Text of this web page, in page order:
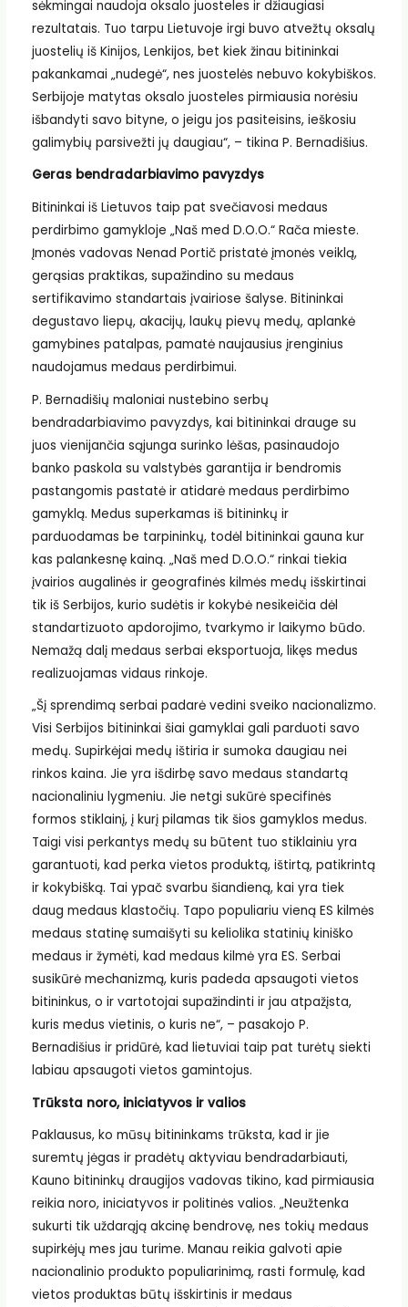
sėkmingai naudoja oksalo juosteles ir džiaugiasi
rezultatais. Tuo tarpu Lietuvoje irgi buvo atvežtų oksalų
juostelių iš Kinijos, Lenkijos, bet kiek žinau bitininkai
pakankamai „nudegė“, nes juostelės nebuvo kokybiškos.
Serbijoje matytas oksalo juosteles pirmiausia norėsiu
išbandyti savo bityne, o jeigu jos pasiteisins, ieškosiu
galimybių parsivežti jų daugiau“, – tikina P. Bernadišius.
Geras bendradarbiavimo pavyzdys
Bitininkai iš Lietuvos taip pat svečiavosi medaus
perdirbimo gamykloje „Naš med D.O.O.“ Rača mieste.
Įmonės vadovas Nenad Portič pristatė įmonės veiklą,
gerąsias praktikas, supažindino su medaus
sertifikavimo standartais įvairiose šalyse. Bitininkai
degustavo liepų, akacijų, laukų pievų medų, aplankė
gamybines patalpas, pamatė naujausius įrenginius
naudojamus medaus perdirbimui.
P. Bernadišių maloniai nustebino serbų
bendradarbiavimo pavyzdys, kai bitininkai drauge su
juos vienijančia sąjunga surinko lėšas, pasinaudojo
banko paskola su valstybės garantija ir bendromis
pastangomis pastatė ir atidarė medaus perdirbimo
gamyklą. Medus superkamas iš bitininkų ir
parduodamas be tarpininkų, todėl bitininkai gauna kur
kas palankesnę kainą. „Naš med D.O.O.“ rinkai tiekia
įvairios augalinės ir geografinės kilmės medų išskirtinai
tik iš Serbijos, kurio sudėtis ir kokybė nesikeičia dėl
standartizuoto apdorojimo, tvarkymo ir laikymo būdo.
Nemažą dalį medaus serbai eksportuoja, likęs medus
realizuojamas vidaus rinkoje.
„Šį sprendimą serbai padarė vedini sveiko nacionalizmo.
Visi Serbijos bitininkai šiai gamyklai gali parduoti savo
medų. Supirkėjai medų ištiria ir sumoka daugiau nei
rinkos kaina. Jie yra išdirbę savo medaus standartą
nacionaliniu lygmeniu. Jie netgi sukūrė specifinės
formos stiklainį, į kurį pilamas tik šios gamyklos medus.
Taigi visi perkantys medų su būtent tuo stiklainiu yra
garantuoti, kad perka vietos produktą, ištirtą, patikrintą
ir kokybišką. Tai ypač svarbu šiandieną, kai yra tiek
daug medaus klastočių. Tapo populiariu vieną ES kilmės
medaus statinę sumaišyti su keliolika statinių kiniško
medaus ir žymėti, kad medaus kilmė yra ES. Serbai
susikūrė mechanizmą, kuris padeda apsaugoti vietos
bitininkus, o ir vartotojai supažindinti ir jau atpažįsta,
kuris medus vietinis, o kuris ne“, – pasakojo P.
Bernadišius ir pridūrė, kad lietuviai taip pat turėtų siekti
labiau apsaugoti vietos gamintojus.
Trūksta noro, iniciatyvos ir valios
Paklausus, ko mūsų bitininkams trūksta, kad ir jie
suremtų jėgas ir pradėtų aktyviau bendradarbiauti,
Kauno bitininkų draugijos vadovas tikino, kad pirmiausia
reikia noro, iniciatyvos ir politinės valios. „Neužtenka
sukurti tik uždarąją akcinę bendrovę, nes tokių medaus
supirkėjų mes jau turime. Manau reikia galvoti apie
nacionalinio produkto populiarinimą, rasti formulę, kad
vietos produktas būtų išskirtinis ir medaus